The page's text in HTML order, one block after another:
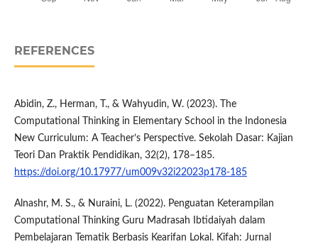
REFERENCES
Abidin, Z., Herman, T., & Wahyudin, W. (2023). The
Computational Thinking in Elementary School in the Indonesia
New Curriculum: A Teacher’s Perspective. Sekolah Dasar: Kajian
Teori Dan Praktik Pendidikan, 32(2), 178–185.
https://doi.org/10.17977/um009v32i22023p178-185
Alnashr, M. S., & Nuraini, L. (2022). Penguatan Keterampilan
Computational Thinking Guru Madrasah Ibtidaiyah dalam
Pembelajaran Tematik Berbasis Kearifan Lokal. Kifah: Jurnal